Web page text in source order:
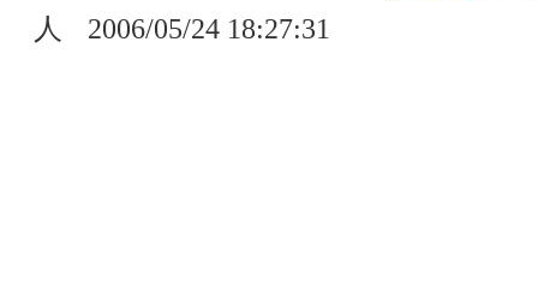
人 2006/05/24 18:27:31